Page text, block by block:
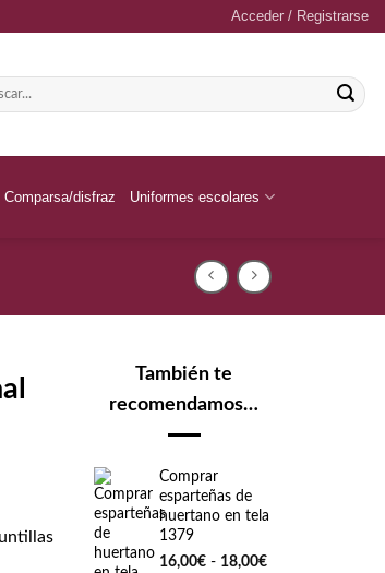
Acceder / Registrarse
Comparsa/disfraz Uniformes escolares
También te
recomendamos…
Comprar
esparteñas de
huertano en tela
1379
16,00€ - 18,00€Rango